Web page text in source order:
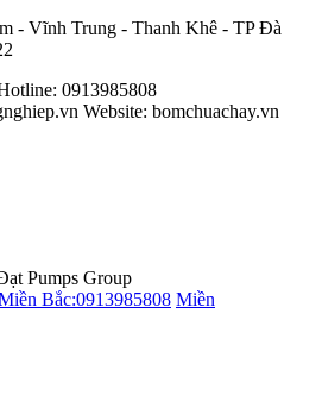
- Vĩnh Trung - Thanh Khê - TP Đà
0913985808
Website: bomchuachay.vn
Pumps Group
Bắc:0913985808 Miền